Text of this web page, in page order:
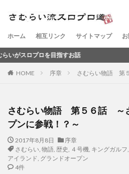
ホーム 相互リンク サイトマップ
指すお話
HOME 序章 さむらい物語 第
さむらい物語 第５６話 ～
プンに参戦！？～
2017年8月8日
序章
さむらい, 物語, 歴史, ４号機, キングガルフ,
アイランド, グランドオープン
4件